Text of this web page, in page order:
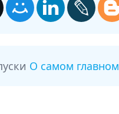
О самом главном